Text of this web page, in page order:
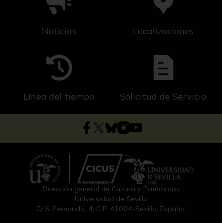
Noticias Localizaciones
Línea del tiempo Solicitud de Servicio
Dirección general de Cultura y Patrimonio
Universidad de Sevilla
C/ S. Fernando, 4, C.P. 41004-Sevilla, España.